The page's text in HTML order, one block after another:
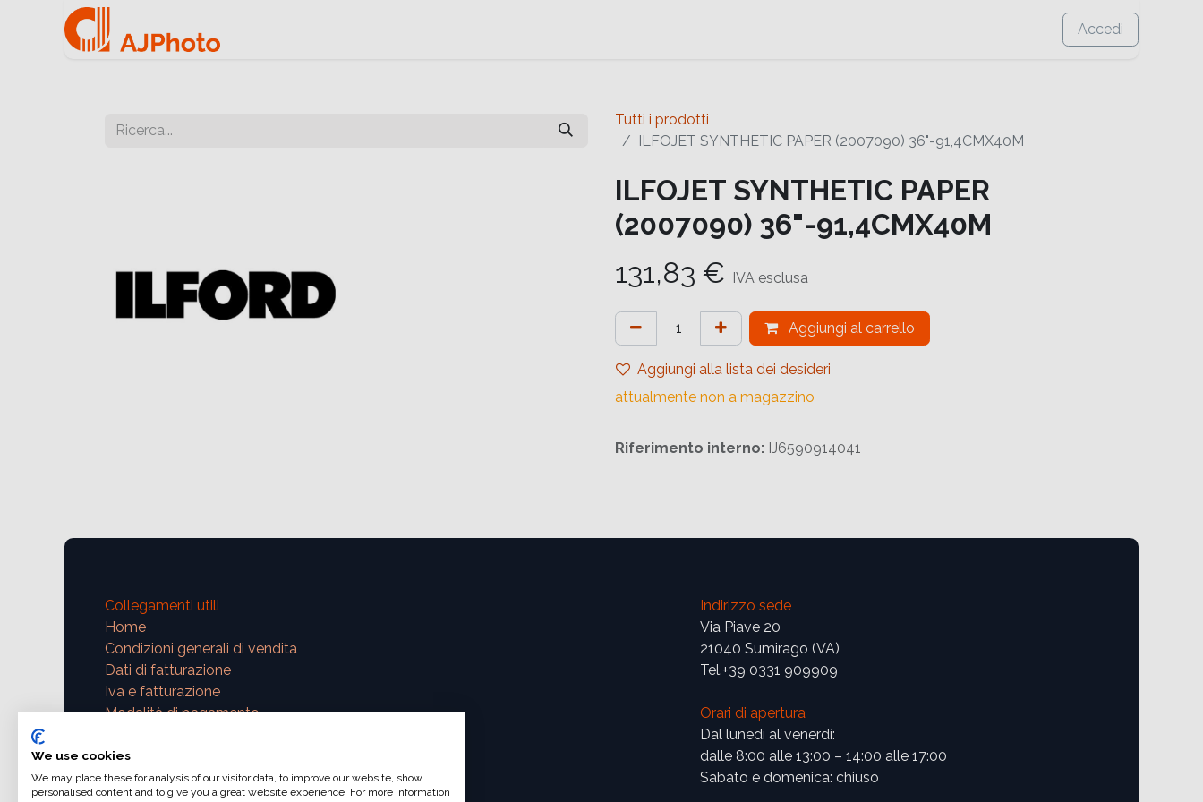
Accedi
Tutti i prodotti
ILFOJET SYNTHETIC PAPER (2007090) 36"-91,4CMX40M
ILFOJET SYNTHETIC PAPER
(2007090) 36"-91,4CMX40M
131,83 € IVA esclusa
Aggiungi al carrello
Aggiungi alla lista dei desideri
attualmente non a magazzino
Riferimento interno: IJ6590914041
Collegamenti utili
Home
Condizioni generali di vendita
Dati di fatturazione
Iva e fatturazione
Modalità di pagamento
Contattaci
support@ajphoto.eu
Indirizzo sede
Via Piave 20
21040 Sumirago (VA)
Tel.+39 0331 909909
Orari di apertura
Dal lunedì al venerdì:
dalle 8:00 alle 13:00 – 14:00 alle 17:00
Sabato e domenica: chiuso
We use cookies
We may place these for analysis of our visitor data, to improve our website, show
personalised content and to give you a great website experience. For more information